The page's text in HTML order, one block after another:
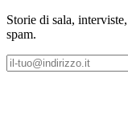
Storie di sala,
spam.